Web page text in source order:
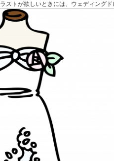
ストが欲しいときには、ウェディングド